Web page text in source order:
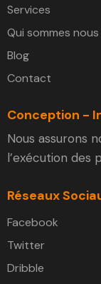
Services
Qui sommes nous
Blog
Contact
Conception -
Nous assurons
l’exécution des
Réseaux
Facebook
Twitter
Dribble